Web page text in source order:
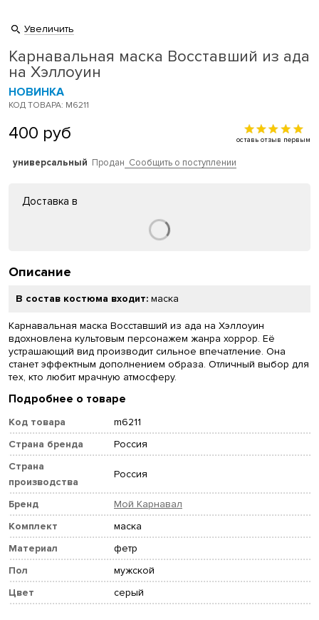
Увеличить
Карнавальная маска Восставший из ада
на Хэллоуин
НОВИНКА
КОД ТОВАРА: M6211
400 руб оставь отзыв первым
универсальный Продан Сообщить о поступлении
Доставка в
Описание
В состав костюма входит: маска
Карнавальная маска Восставший из ада на Хэллоуин
вдохновлена культовым персонажем жанра хоррор. Её
устрашающий вид производит сильное впечатление. Она
станет эффектным дополнением образа. Отличный выбор для
тех, кто любит мрачную атмосферу.
Подробнее о товаре
Код товара
m6211
Страна бренда
Россия
Страна
производства
Россия
Бренд
Мой Карнавал
Комплект
маска
Материал
фетр
Пол
мужской
Цвет
серый